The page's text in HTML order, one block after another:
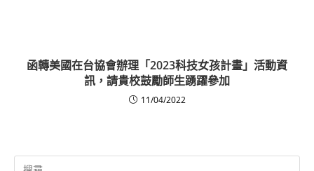
函轉美國在台協會辦理「2023科技女孩計畫」活動資
訊，請貴校鼓勵師生踴躍參加
11/04/2022
Search